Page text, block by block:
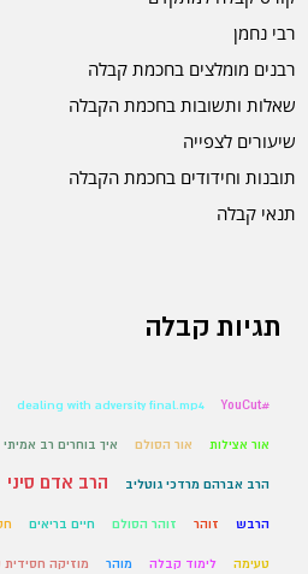
רבי נחמן
רבנים מומלצים בחכמת קבלה
שאלות ותשובות בחכמת הקבלה
שיעורים לצפייה
תובנות וחידודים בחכמת הקבלה
תנאי קבלה
תגיות קבלה
#YouCut
dealing with adversity final.mp4
אור אצילות אור הסולם איך בוחרים רב אמיתי
הרב אברהם מרדכי גוטליב הרב אדם סיני
הרבש זוהר זוהר הסולם חיים בריאים
טעימה לימוד קבלה מוהר מוזיקה